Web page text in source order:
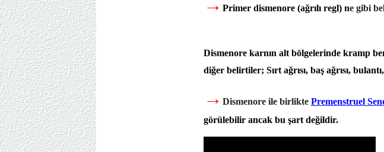
→ Primer dismenore (ağrılı regl) ne gibi
Dismenore karnın alt bölgelerinde kramp
diğer belirtiler; Sırt ağrısı, baş ağrısı,
→ Dismenore ile birlikte Premenstruel
görülebilir ancak bu şart değildir.